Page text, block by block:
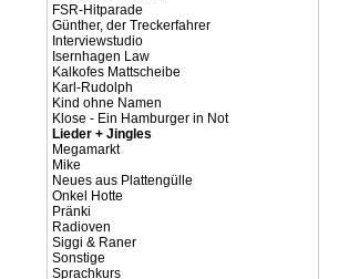
FSR-Hitparade
Günther, der Treckerfahrer
Interviewstudio
Isernhagen Law
Kalkofes Mattscheibe
Karl-Rudolph
Kind ohne Namen
Klose - Ein Hamburger in Not
Lieder + Jingles
Megamarkt
Mike
Neues aus Plattengülle
Onkel Hotte
Pränki
Radioven
Siggi & Raner
Sonstige
Sprachkurs